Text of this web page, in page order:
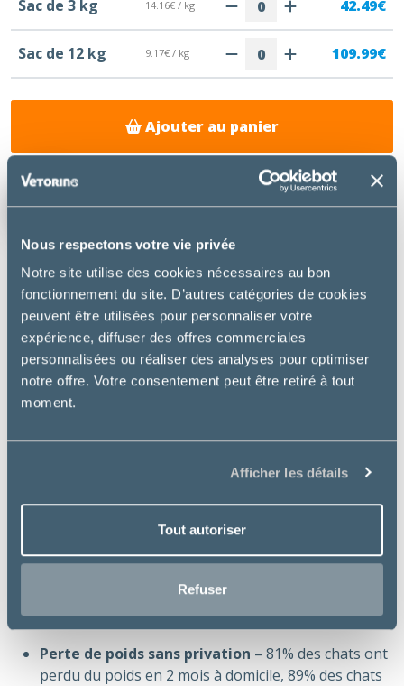
Nous respectons votre vie privée
Notre site utilise des cookies nécessaires au bon
fonctionnement du site. D’autres catégories de cookies
peuvent être utilisées pour personnaliser votre
expérience, diffuser des offres commerciales
personnalisées ou réaliser des analyses pour optimiser
notre offre. Votre consentement peut être retiré à tout
moment.
Afficher les détails
Tout autoriser
Refuser
Sac de 3 kg 14.16€ / kg 42.49€
Sac de 12 kg 9.17€ / kg 109.99€
Ajouter au panier
Livraison gratuite à la Clinique
DESCRIPTION
Hill’s Prescription Diet Feline Metabolic est un
aliment complet et équilibré, cliniquement
prouvé pour favoriser la perte et le maintien du
Diabète chez les chats de poids normal ou
légèrement en surpoids
Bienfaits essentiels :
Perte de poids sans privation – 81% des chats ont
perdu du poids en 2 mois à domicile, 89% des chats